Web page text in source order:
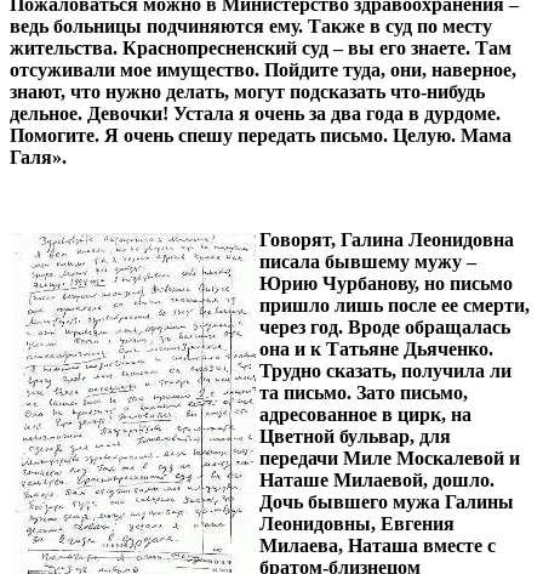
ведь больницы подчиняются ему. Также в суд по месту
жительства. Краснопресненский суд – вы его знаете. Там
отсуживали мое имущество. Пойдите туда, они, наверное,
знают, что нужно делать, могут подсказать что-нибудь
дельное. Девочки! Устала я очень за два года в дурдоме.
Помогите. Я очень спешу передать письмо. Целую. Мама
Галя».
Говорят, Галина Леонидовна
писала бывшему мужу –
Юрию Чурбанову, но письмо
пришло лишь после ее смерти,
через год. Вроде обращалась
она и к Татьяне Дьяченко.
Трудно сказать, получила ли
та письмо. Зато письмо,
адресованное в цирк, на
Цветной бульвар, для
передачи Миле Москалевой и
Наташе Милаевой, дошло.
Дочь бывшего мужа Галины
Леонидовны, Евгения
Милаева, Наташа вместе с
братом-близнецом